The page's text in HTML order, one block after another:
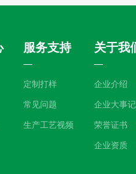
服务支持
定制打样
常见问题
生产工艺视频
关于我
企业介绍
企业大事记
荣誉证书
企业资质